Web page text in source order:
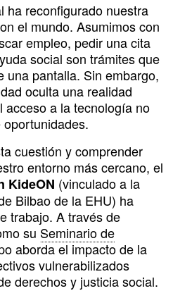
ha reconfigurado nuestra
el mundo. Asumimos con
empleo, pedir una cita
social son trámites que
una pantalla. Sin embargo,
oculta una realidad
acceso a la tecnología no
cuestión y comprender
entorno más cercano, el
KideON (vinculado a la
Bilbao de la EHU) ha
trabajo. A través de
su Seminario de
aborda el impacto de la
vulnerabilizados
derechos y justicia social.